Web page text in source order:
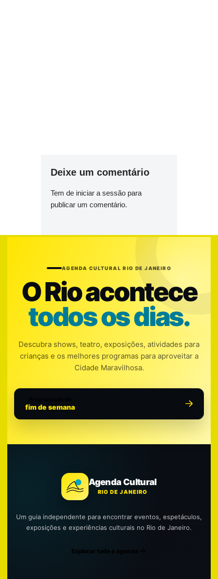
Deixe um comentário
Tem de iniciar a sessão para
publicar um comentário.
AGENDA CULTURAL RIO DE JANEIRO
O Rio acontece
todos os dias.
Descubra shows, teatro, exposições, atividades para
crianças e os melhores programas para aproveitar a
Cidade Maravilhosa.
fim de semana
Agenda Cultural
RIO DE JANEIRO
Um guia independente para encontrar eventos, espetáculos,
exposições e experiências culturais no Rio de Janeiro.
Explorar toda a agenda